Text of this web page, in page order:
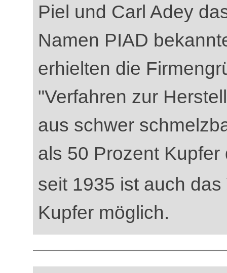
Piel und Carl Adey
Namen PIAD
erhielten die
"Verfahren zur
aus schwer
als 50 Prozent
seit 1935 ist auch
Kupfer möglich.